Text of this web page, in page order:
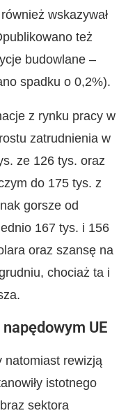
wskazywał
też
budowlane –
spadku o 0,2%).
z rynku pracy w
zatrudnienia w
ze 126 tys. oraz
do 175 tys. z
gorsze od
167 tys. i 156
oraz szansę na
chociaż ta i
UE
natomiast rewizją
istotnego
sektora